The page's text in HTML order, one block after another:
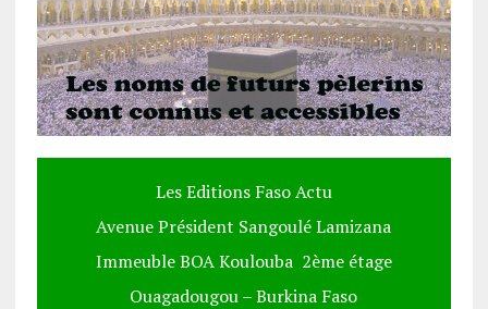
Les Editions Faso Actu
Avenue Président Sangoulé Lamizana
Immeuble BOA Koulouba 2ème étage
Ouagadougou – Burkina Faso